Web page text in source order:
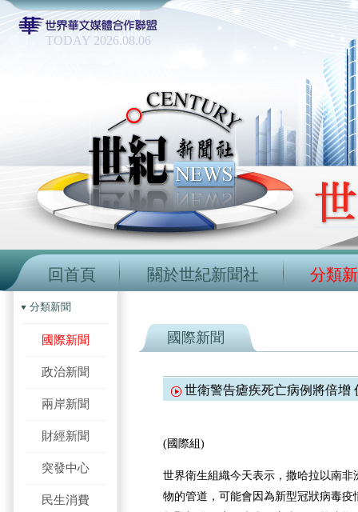
TODAY 2026.08.06
回首頁 關於世紀新聞社 分類
分類新聞
國際新聞
政治新聞
兩岸新聞
財經新聞
突發中心
民生消費
國際新聞
世衛警告瘧疾死亡病例將倍增
(國際組)
世界衛生組織今天表示，撒哈拉以南
物的管道，可能會因為新型冠狀病毒